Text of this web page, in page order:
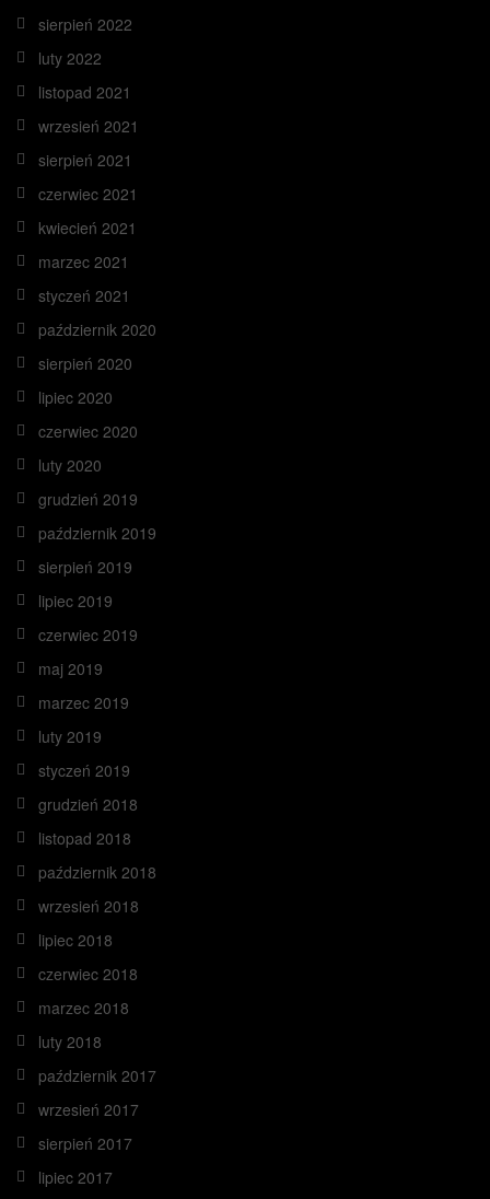
sierpień 2022
luty 2022
listopad 2021
wrzesień 2021
sierpień 2021
czerwiec 2021
kwiecień 2021
marzec 2021
styczeń 2021
październik 2020
sierpień 2020
lipiec 2020
czerwiec 2020
luty 2020
grudzień 2019
październik 2019
sierpień 2019
lipiec 2019
czerwiec 2019
maj 2019
marzec 2019
luty 2019
styczeń 2019
grudzień 2018
listopad 2018
październik 2018
wrzesień 2018
lipiec 2018
czerwiec 2018
marzec 2018
luty 2018
październik 2017
wrzesień 2017
sierpień 2017
lipiec 2017